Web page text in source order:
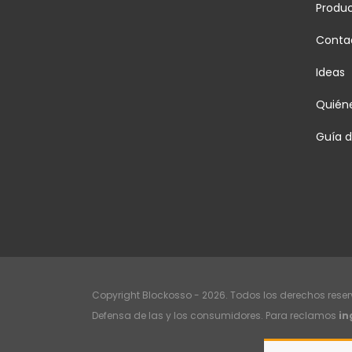
Ideas
Guía
Copyright Blockosso - 2026. Todos los derechos
Defensa de las y los consumidores. Para reclamos